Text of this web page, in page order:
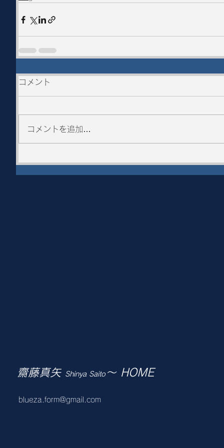
コメント
コメントを追加…
齋藤真矢 Shinya Saito ～ HOME
blueza.form@gmail.com